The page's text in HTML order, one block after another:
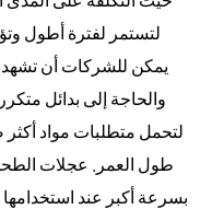
لتستمر لفترة أطول
يمكن للشركات أن تشهد
والحاجة إلى بدائل
لتحمل متطلبات مواد
طول العمر. عجلات
بسرعة أكبر عند